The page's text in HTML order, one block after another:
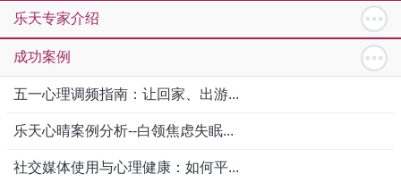
乐天专家介绍
成功案例
五一心理调频指南：让回家、出游...
乐天心晴案例分析--白领焦虑失眠...
社交媒体使用与心理健康：如何平...